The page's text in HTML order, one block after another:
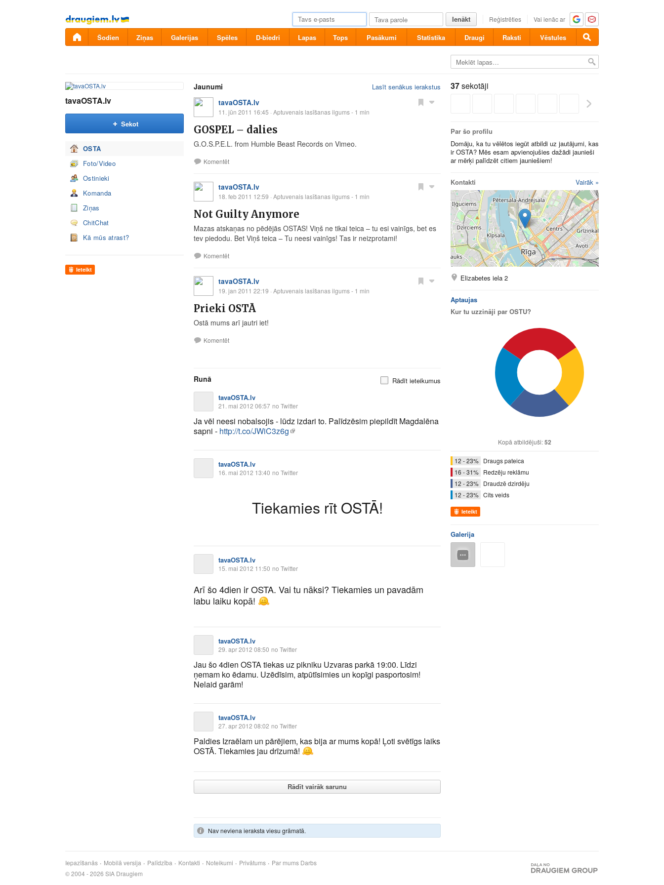
Pāriet
uz
saturu
Ienākt Reģistrēties Vai ienāc ar
Šodien Ziņas Galerijas Spēles D-biedri Lapas Tops Pasākumi Statistika Draugi Raksti Vēstules
tavaOSTA.lv
Sekot
OSTA
Foto/Video
Ostinieki
Komanda
Ziņas
ChitChat
Kā mūs atrast?
Ieteikt
Jaunumi Lasīt senākus ierakstus
tavaOSTA.lv
11. jūn 2011 16:45 · Aptuvenais lasīšanas ilgums - 1 min
GOSPEL – dalies
G.O.S.P.E.L. from Humble Beast Records on Vimeo.
Komentēt
tavaOSTA.lv
18. feb 2011 12:59 · Aptuvenais lasīšanas ilgums - 1 min
Not Guilty Anymore
Mazas atskaņas no pēdējās OSTAS! Viņš ne tikai teica – tu esi vainīgs, bet es
tev piedodu. Bet Viņš teica – Tu neesi vainīgs! Tas ir neizprotami!
Komentēt
tavaOSTA.lv
19. jan 2011 22:19 · Aptuvenais lasīšanas ilgums - 1 min
Prieki OSTĀ
Ostā mums arī jautri iet!
Komentēt
Runā
Rādīt ieteikumus
tavaOSTA.lv
21. mai 2012 06:57 no Twitter
Ja vēl neesi nobalsojis - lūdz izdari to. Palīdzēsim piepildīt Magdalēna
sapni - http://t.co/JWiC3z6g
tavaOSTA.lv
16. mai 2012 13:40 no Twitter
Tiekamies rīt OSTĀ!
tavaOSTA.lv
15. mai 2012 11:50 no Twitter
Arī šo 4dien ir OSTA. Vai tu nāksi? Tiekamies un pavadām
labu laiku kopā!
tavaOSTA.lv
29. apr 2012 08:50 no Twitter
Jau šo 4dien OSTA tiekas uz pikniku Uzvaras parkā 19:00. Līdzi
ņemam ko ēdamu. Uzēdīsim, atpūtīsimies un kopīgi pasportosim!
Nelaid garām!
tavaOSTA.lv
27. apr 2012 08:02 no Twitter
Paldies Izraēlam un pārējiem, kas bija ar mums kopā! Ļoti svētīgs laiks
OSTĀ. Tiekamies jau drīzumā!
Rādīt vairāk sarunu
Nav neviena ieraksta viesu grāmatā.
37sekotāji
Par šo profilu
Domāju, ka tu vēlētos iegūt atbildi uz jautājumi, kas
ir OSTA? Mēs esam apvienojušies dažādi jaunieši
ar mērķi palīdzēt citiem jauniešiem!
Kontakti Vairāk »
Elizabetes iela 2
Aptaujas
Kur tu uzzināji par OSTU?
Kopā atbildējuši:52
12 - 23% Draugs pateica
16 - 31% Redzēju reklāmu
12 - 23% Draudzē dzirdēju
12 - 23% Cits veids
Ieteikt
Galerija
Iepazīšanās Mobilā versija Palīdzība Kontakti Noteikumi Privātums Par mums Darbs
© 2004 - 2026 SIA Draugiem